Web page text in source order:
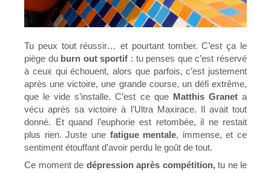
Tu peux tout réussir… et pourtant tomber. C’est ça le
piège du burn out sportif : tu penses que c’est réservé
à ceux qui échouent, alors que parfois, c’est justement
après une victoire, une grande course, un défi extrême,
que le vide s’installe. C’est ce queMatthis Graneta
vécu après sa victoire à l’Ultra Maxirace. Il avait tout
donné. Et quand l’euphorie est retombée, il ne restait
plus rien. Juste une fatigue mentale, immense, et ce
sentiment étouffant d’avoir perdu le goût de tout.
Ce moment de dépression après compétition,tu ne le